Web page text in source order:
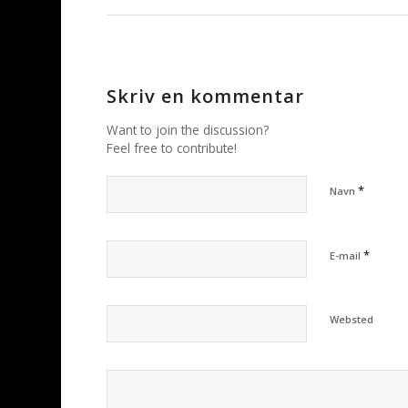
Skriv en kommentar
Want to join the discussion?
Feel free to contribute!
Navn*
E-mail*
Websted